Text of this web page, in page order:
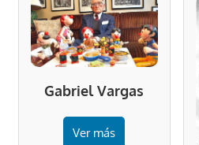
Gabriel Vargas
Ver más